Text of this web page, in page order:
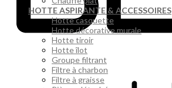
HOTTE ASPIRANTE & ACCESSOIRES
Hotte casquette
Hotte décorative murale
Hotte tiroir
Hotte îlot
Groupe filtrant
Filtre à charbon
Filtre à graisse